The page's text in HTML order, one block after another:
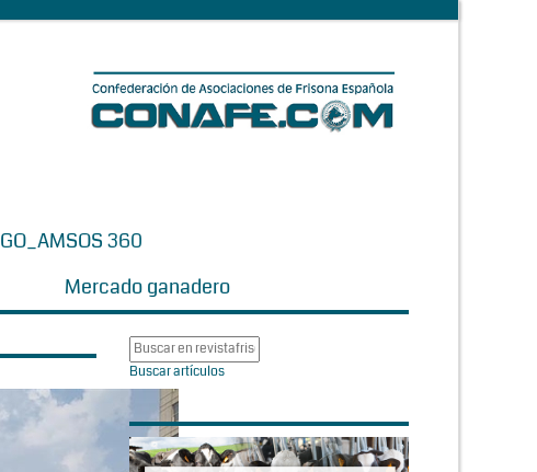
GO_AMSOS 360
Mercado ganadero
Buscar artículos